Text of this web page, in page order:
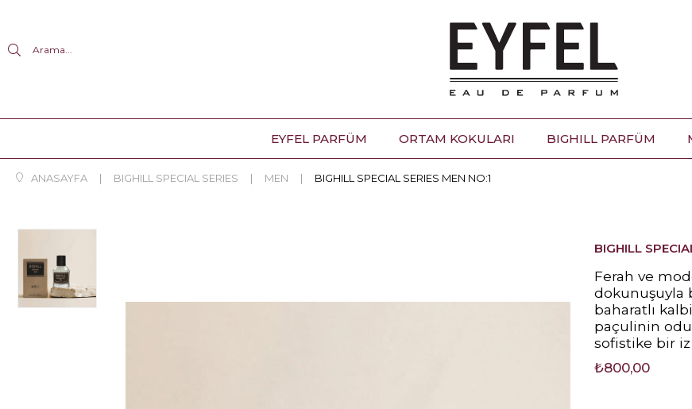
Arama...
EYFEL PARFÜM ORTAM KOKULARI BIGHILL PARFÜM
ANASAYFA BIGHILL SPECIAL SERIES MEN BIGHILL SPECIAL SERIES MEN NO:1
BIGHILL
Ferah ve
dokunuşuyla
baharatlı
paçulinin
sofistike bir iz
₺800,00